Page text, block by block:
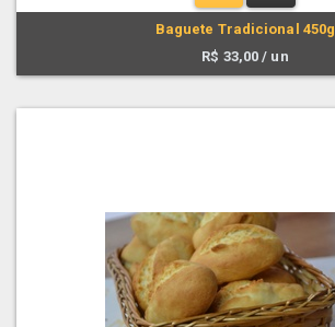
Baguete Tradicional 450g
R$ 33,00 / un